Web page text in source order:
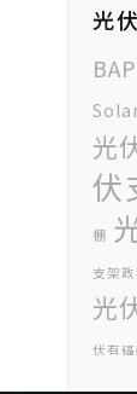
光
光
伏
棚
支架
光
伏有
额上网